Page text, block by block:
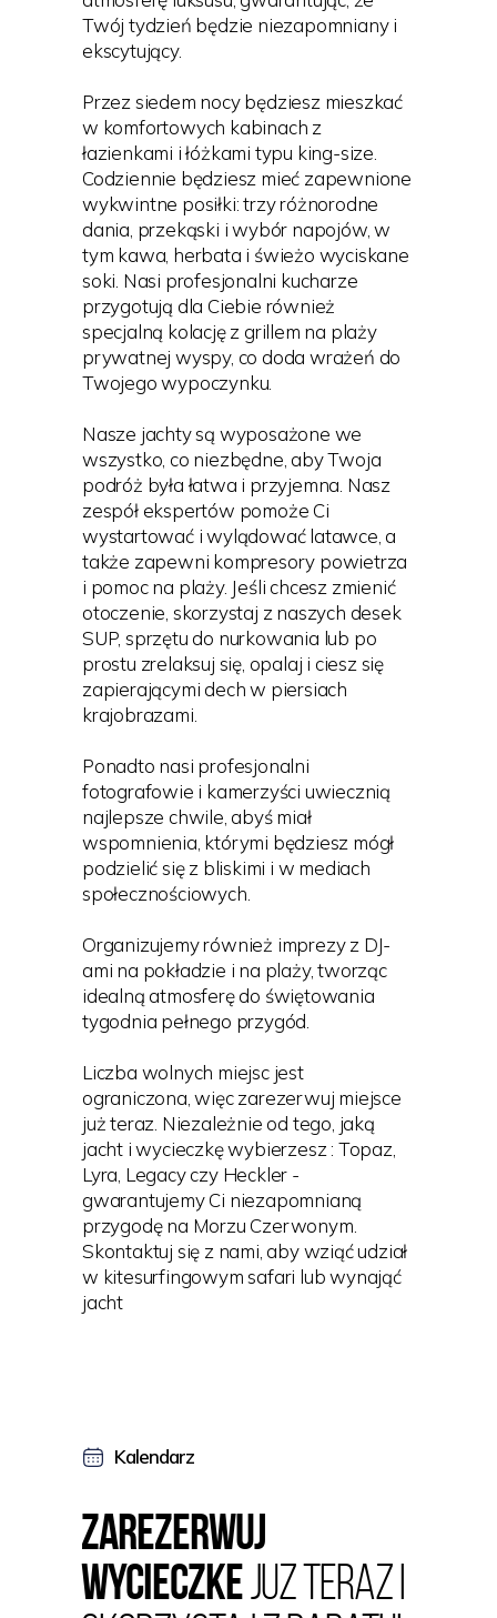
Twój tydzień będzie niezapomniany i
ekscytujący.
Przez siedem nocy będziesz mieszkać
w komfortowych kabinach z
łazienkami i łóżkami typu king-size.
Codziennie będziesz mieć zapewnione
wykwintne posiłki: trzy różnorodne
dania, przekąski i wybór napojów, w
tym kawa, herbata i świeżo wyciskane
soki. Nasi profesjonalni kucharze
przygotują dla Ciebie również
specjalną kolację z grillem na plaży
prywatnej wyspy, co doda wrażeń do
Twojego wypoczynku.
Nasze jachty są wyposażone we
wszystko, co niezbędne, aby Twoja
podróż była łatwa i przyjemna. Nasz
zespół ekspertów pomoże Ci
wystartować i wylądować latawce, a
także zapewni kompresory powietrza
i pomoc na plaży. Jeśli chcesz zmienić
otoczenie, skorzystaj z naszych desek
SUP, sprzętu do nurkowania lub po
prostu zrelaksuj się, opalaj i ciesz się
zapierającymi dech w piersiach
krajobrazami.
Ponadto nasi profesjonalni
fotografowie i kamerzyści uwiecznią
najlepsze chwile, abyś miał
wspomnienia, którymi będziesz mógł
podzielić się z bliskimi i w mediach
społecznościowych.
Organizujemy również imprezy z DJ-
ami na pokładzie i na plaży, tworząc
idealną atmosferę do świętowania
tygodnia pełnego przygód.
Liczba wolnych miejsc jest
ograniczona, więc zarezerwuj miejsce
już teraz. Niezależnie od tego, jaką
jacht i wycieczkę wybierzesz : Topaz,
Lyra, Legacy czy Heckler -
gwarantujemy Ci niezapomnianą
przygodę na Morzu Czerwonym.
Skontaktuj się z nami, aby wziąć udział
w kitesurfingowym safari lub wynająć
jacht
Zarezerwuj
wycieczkEjuZ teraz i
Kalendarz